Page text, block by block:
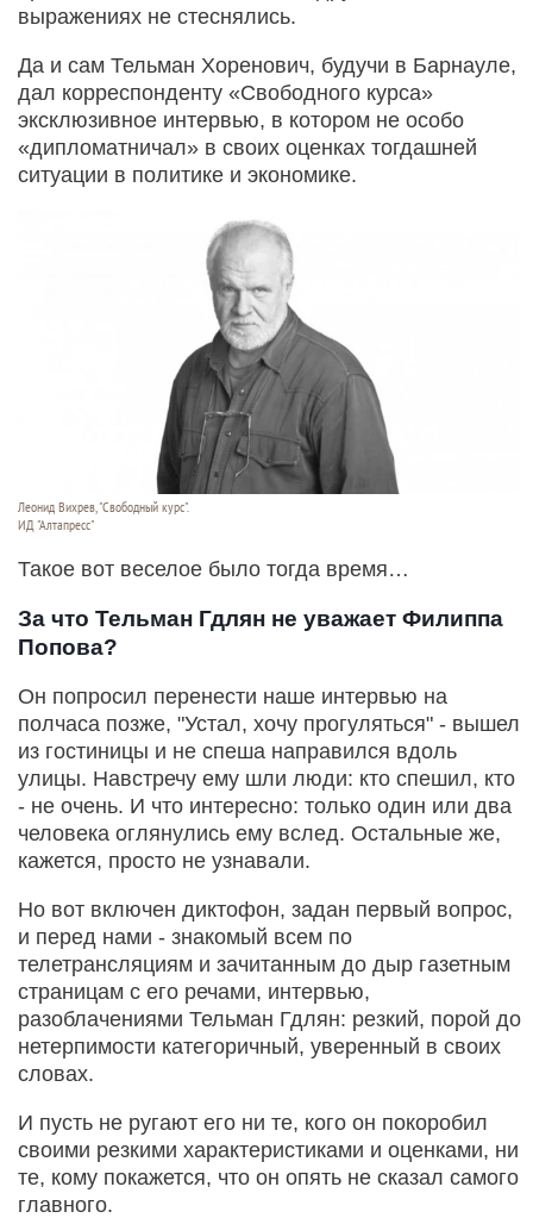
выражениях не стеснялись.
Да и сам Тельман Хоренович, будучи в Барнауле,
дал корреспонденту «Свободного курса»
эксклюзивное интервью, в котором не особо
«дипломатничал» в своих оценках тогдашней
ситуации в политике и экономике.
Леонид Вихрев, "Свободный курс".
ИД "Алтапресс"
Такое вот веселое было тогда время…
За что Тельман Гдлян не уважает Филиппа
Попова?
Он попросил перенести наше интервью на
полчаса позже, "Устал, хочу прогуляться" - вышел
из гостиницы и не спеша направился вдоль
улицы. Навстречу ему шли люди: кто спешил, кто
- не очень. И что интересно: только один или два
человека оглянулись ему вслед. Остальные же,
кажется, просто не узнавали.
Но вот включен диктофон, задан первый вопрос,
и перед нами - знакомый всем по
телетрансляциям и зачитанным до дыр газетным
страницам с его речами, интервью,
разоблачениями Тельман Гдлян: резкий, порой до
нетерпимости категоричный, уверенный в своих
словах.
И пусть не ругают его ни те, кого он покоробил
своими резкими характеристиками и оценками, ни
те, кому покажется, что он опять не сказал самого
главного.